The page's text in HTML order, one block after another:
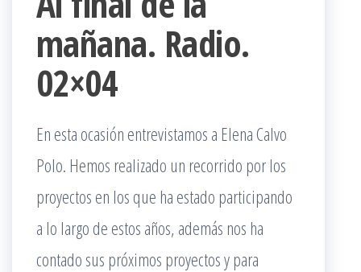
mañana. Radio.
02×04
En esta ocasión entrevistamos a Elena Calvo
Polo. Hemos realizado un recorrido por los
proyectos en los que ha estado participando
a lo largo de estos años, además nos ha
contado sus próximos proyectos y para